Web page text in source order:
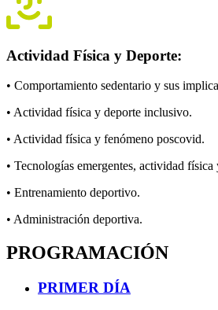
Actividad Física y Deporte:
• Comportamiento sedentario y sus
• Actividad física y deporte inclusivo.
• Actividad física y fenómeno poscovid.
• Tecnologías emergentes, actividad física
• Entrenamiento deportivo.
• Administración deportiva.
PROGRAMACIÓN
PRIMER DÍA